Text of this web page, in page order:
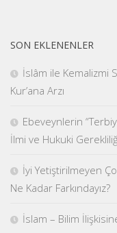
SON EKLENENLER
İslâm ile Kemalizmi
Kur’ana Arzı
Ebeveynlerin
İlmi ve Hukuki
İyi Yetiştirilmeyen
Ne Kadar Farkındayız?
İslam – Bilim